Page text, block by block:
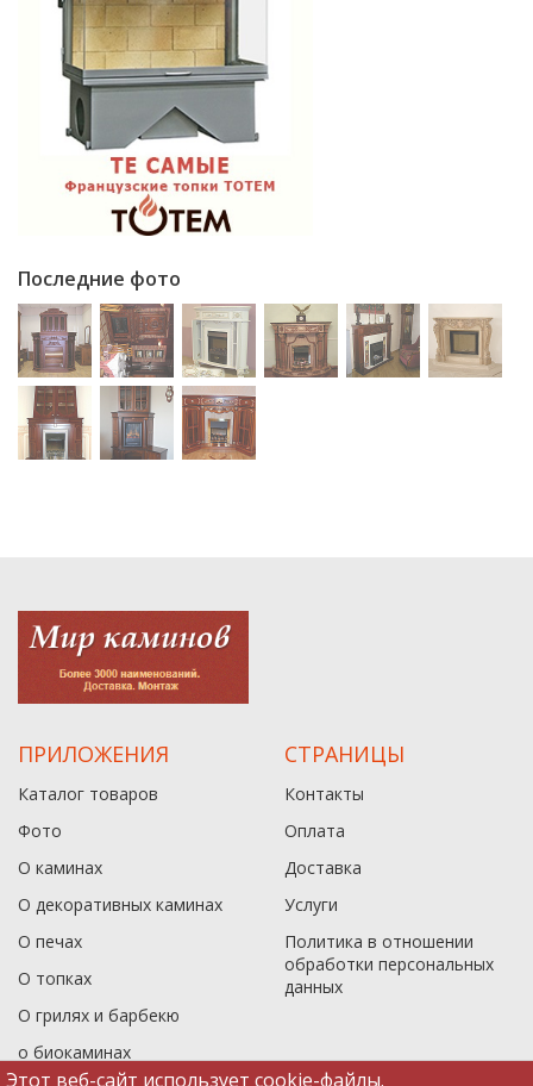
Последние фото
ПРИЛОЖЕНИЯ
Каталог товаров
Фото
О каминах
О декоративных каминах
О печах
О топках
О грилях и барбекю
о биокаминах
СТРАНИЦЫ
Контакты
Оплата
Доставка
Услуги
Политика в отношении
обработки персональных
данныx
Этот веб-сайт использует cookie-файлы.